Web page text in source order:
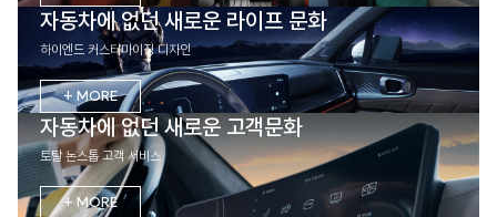
자동차에 없던 새로운 라이프 문화
하이엔드 커스터마이징 디자인
+ MORE
자동차에 없던 새로운 고객문화
토탈 논스톱 고객 서비스
+ MORE